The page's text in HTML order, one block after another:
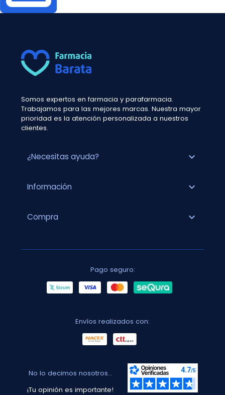
Somos expertos en farmacia y parafarmacia.
Trabajamos para las mejores marcas. Nuestra mayor
prioridad es la atención personalizada a nuestros
clientes.
¿Necesitas ayuda? expand_more
Información expand_more
Compra expand_more
Pago seguro:
Envíos realizados con:
No lo decimos nosotros...
¡Tu opinión es importante!